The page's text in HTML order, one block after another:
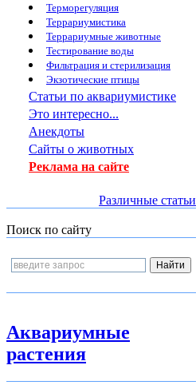
Терморегуляция
Террариумистика
Террариумные животные
Тестирование воды
Фильтрация и стерилизация
Экзотические птицы
Статьи по аквариумистике
Это интересно...
Анекдоты
Сайты о животных
Реклама на сайте
Различные статьи
Поиск по сайту
Аквариумные
растения